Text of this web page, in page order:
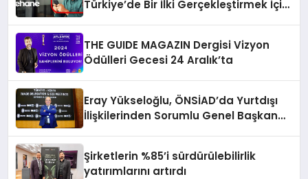
Türkiye’de Bir İlki Gerçekleştirmek İçin
THE GUIDE MAGAZIN Dergisi Vizyon
Ödülleri Gecesi 24 Aralık’ta
Eray Yükseloğlu, ÖNSİAD’da Yurtdışı
İlişkilerinden Sorumlu Genel Başkan
Şirketlerin %85’i sürdürülebilirlik
yatırımlarını artırdı